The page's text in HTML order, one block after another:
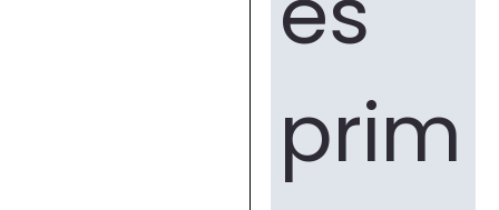
prim